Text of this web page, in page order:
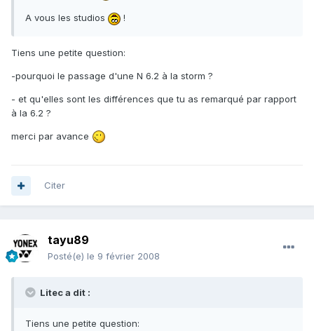
A vous les studios !
Tiens une petite question:
-pourquoi le passage d'une N 6.2 à la storm ?
- et qu'elles sont les différences que tu as remarqué par rapport
à la 6.2 ?
merci par avance
Citer
tayu89
Posté(e) le 9 février 2008
Litec a dit :
Tiens une petite question: